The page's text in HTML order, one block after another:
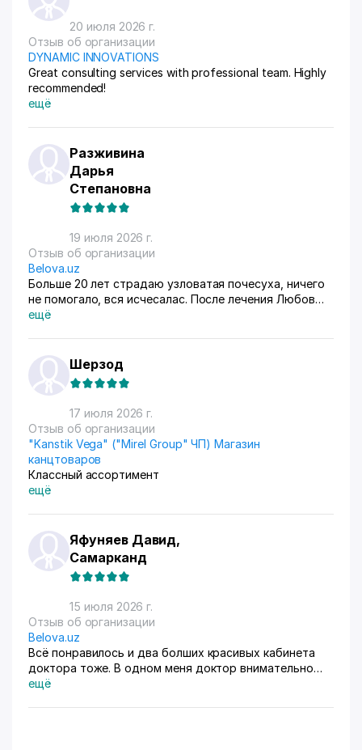
20 июля 2026 г.
Отзыв об организации
DYNAMIC INNOVATIONS
Great consulting services with professional team. Highly
recommended!
ещё
Разживина
Дарья
Степановна
19 июля 2026 г.
Отзыв об организации
Belova.uz
Больше 20 лет страдаю узловатая почесуха, ничего
не помогало, вся исчесалас. После лечения Любов
Владимировны 90% болячек ушло, сейчас
ещё
Шерзод
17 июля 2026 г.
Отзыв об организации
"Kanstik Vega" ("Mirel Group" ЧП) Магазин
канцтоваров
Классный ассортимент
ещё
Яфуняев Давид,
Самарканд
15 июля 2026 г.
Отзыв об организации
Belova.uz
Всё понравилось и два болших красивых кабинета
доктора тоже. В одном меня доктор внимательно
осмотрела. Там на стенах висят в рамках документы,
ещё